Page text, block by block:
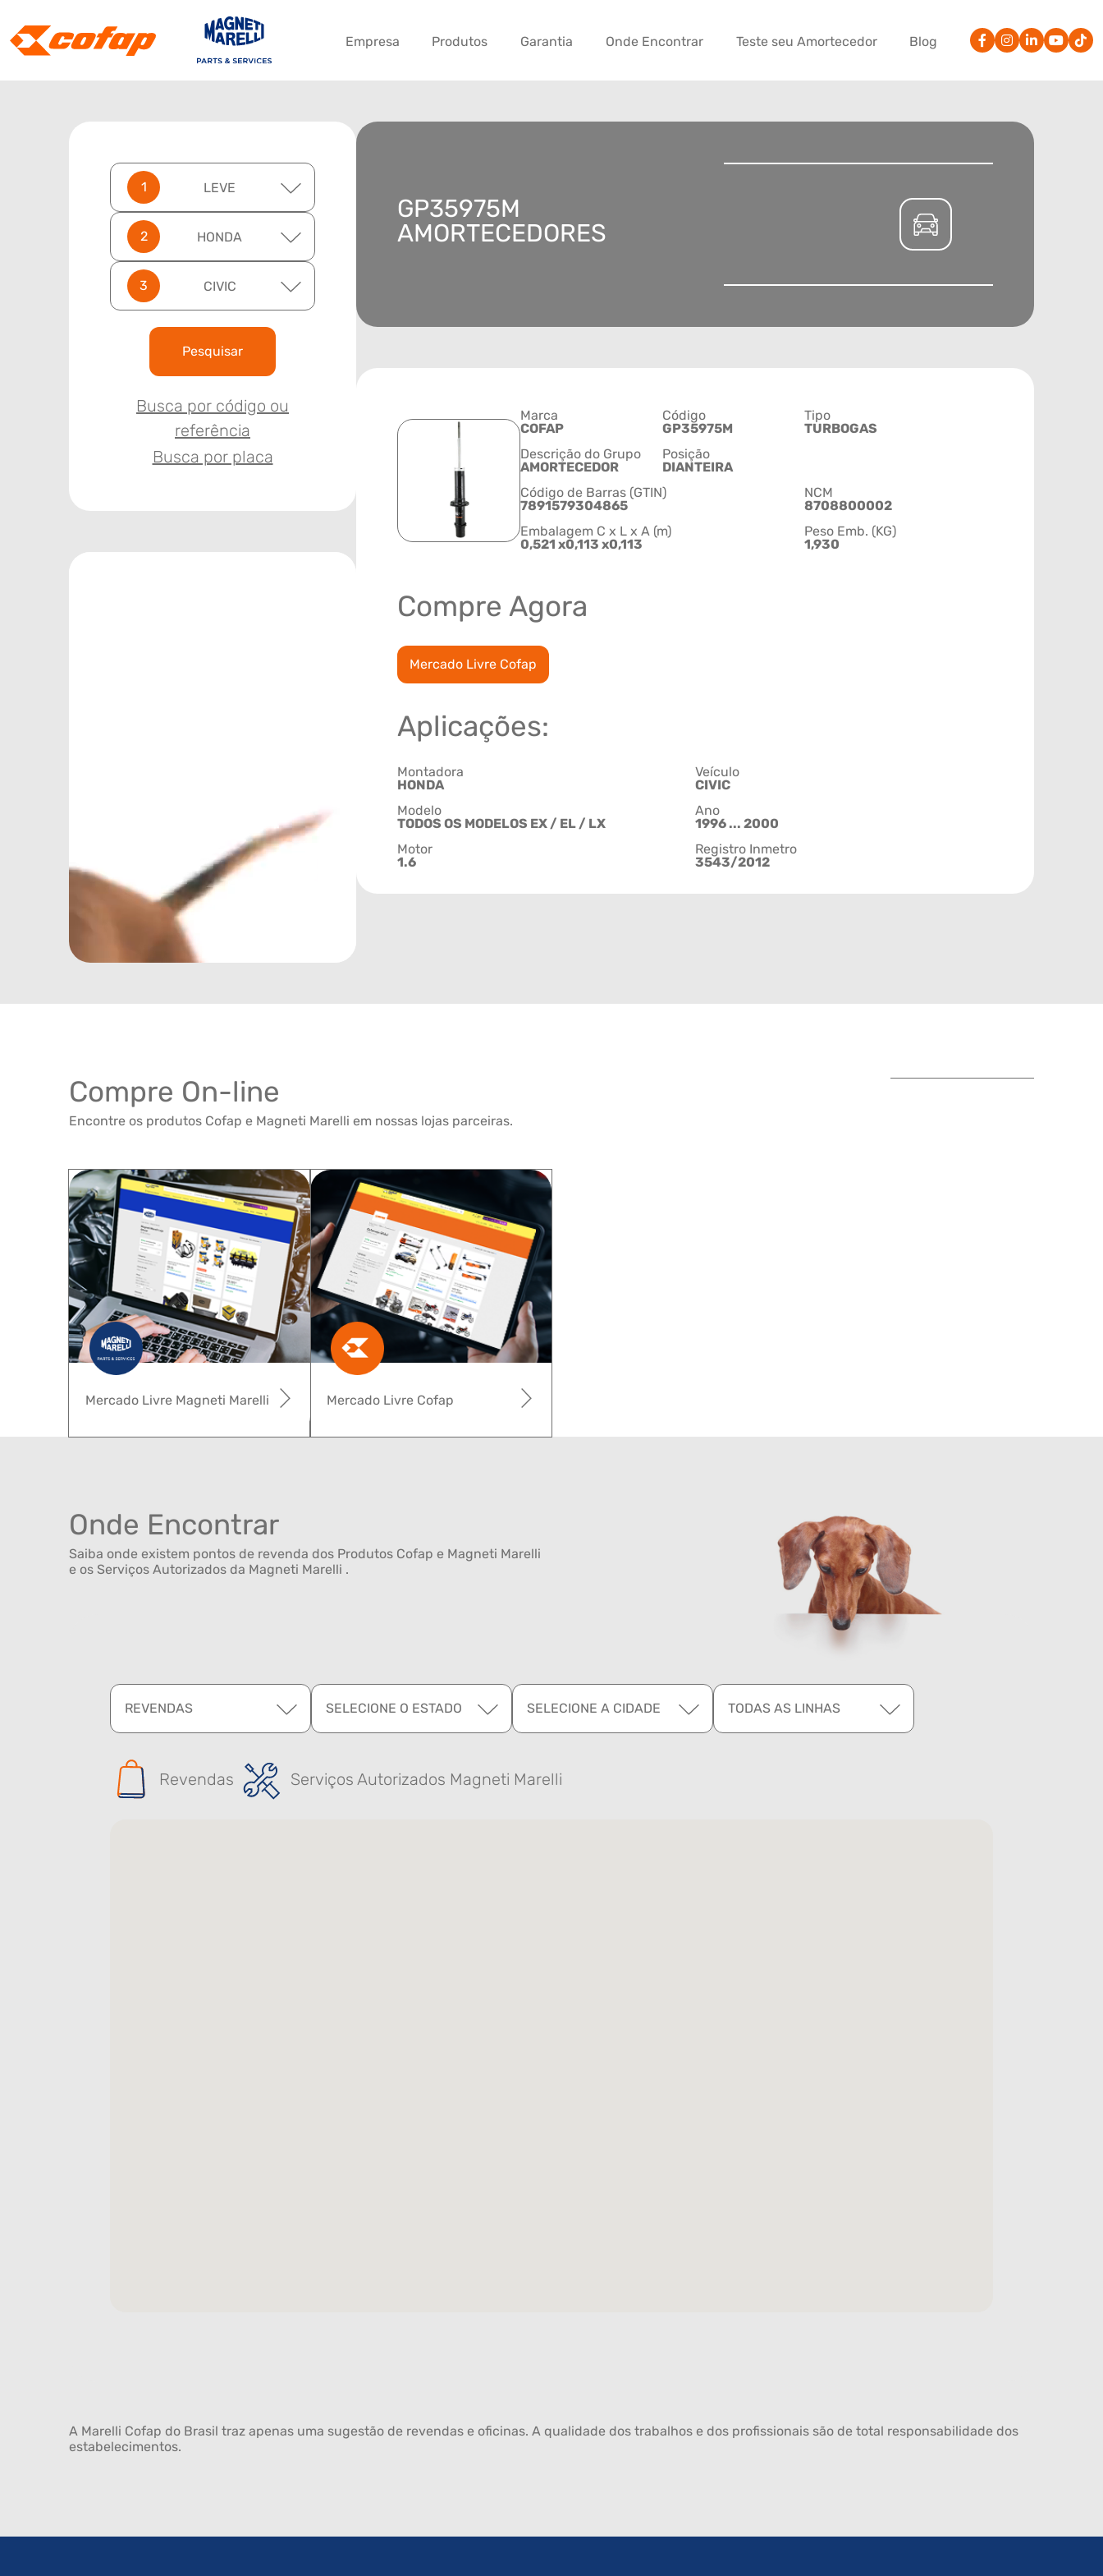
Empresa Produtos Garantia Onde Encontrar Teste seu Amortecedor Blog
LEVE
HONDA
CIVIC
Pesquisar
Busca por código ou
referência
Busca por placa
GP35975M
AMORTECEDORES
Marca
COFAP
Código
GP35975M
Tipo
TURBOGAS
Descrição do Grupo
AMORTECEDOR
Posição
DIANTEIRA
Código de Barras (GTIN)
7891579304865
NCM
8708800002
Embalagem C x L x A (m)
0,521 x0,113 x0,113
Peso Emb. (KG)
1,930
Compre Agora
Mercado Livre Cofap
Aplicações:
Montadora
HONDA
Veículo
CIVIC
Modelo
TODOS OS MODELOS EX / EL / LX
Ano
1996 ... 2000
Motor
1.6
Registro Inmetro
3543/2012
Compre On-line
Encontre os produtos Cofap e Magneti Marelli em nossas lojas parceiras.
Mercado Livre Cofap
Mercado Livre Magneti Marelli
Onde Encontrar
Saiba onde existem pontos de revenda dos Produtos Cofap e Magneti Marelli
e os Serviços Autorizados da Magneti Marelli .
REVENDAS SELECIONE O ESTADO SELECIONE A CIDADE TODAS AS LINHAS
Revendas Serviços Autorizados Magneti Marelli
A Marelli Cofap do Brasil traz apenas uma sugestão de revendas e oficinas. A qualidade dos trabalhos e dos profissionais são de total responsabilidade dos
estabelecimentos.